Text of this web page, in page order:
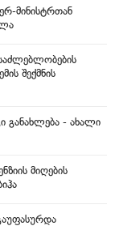
მინისტრთან
შექმნის
განახლება - ახალი
მიღების